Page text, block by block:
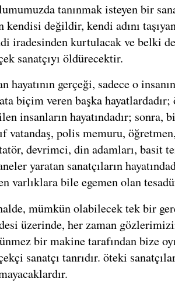
tanınmak isteyen bir
kendisi değildir, kendi adını
iradesinden kurtulacak ve belki
sanatçıyı öldürecektir.
hayatının gerçeği, sadece o
biçim veren başka
insanların hayatındadır; sonra,
vatandaş, polis memuru,
devrimci, din adamları, basit
yaratan sanatçıların
varlıklara bile egemen olan
mümkün olabilecek tek bir
üzerinde, her zaman
bir makine tarafından bize
sanatçı tanrıdır. öteki